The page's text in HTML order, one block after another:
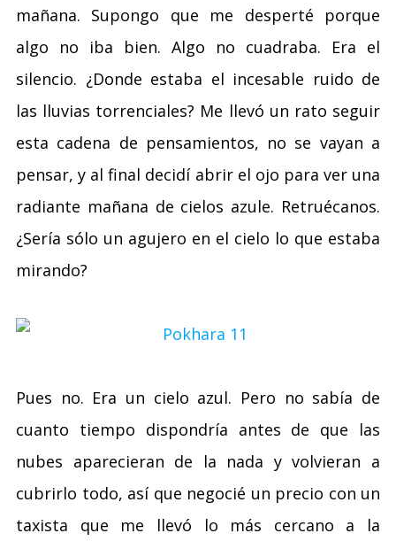
mañana. Supongo que me desperté porque
algo no iba bien. Algo no cuadraba. Era el
silencio. ¿Donde estaba el incesable ruido de
las lluvias torrenciales? Me llevó un rato seguir
esta cadena de pensamientos, no se vayan a
pensar, y al final decidí abrir el ojo para ver una
radiante mañana de cielos azule. Retruécanos.
¿Sería sólo un agujero en el cielo lo que estaba
mirando?
Pues no. Era un cielo azul. Pero no sabía de
cuanto tiempo dispondría antes de que las
nubes aparecieran de la nada y volvieran a
cubrirlo todo, así que negocié un precio con un
taxista que me llevó lo más cercano a la